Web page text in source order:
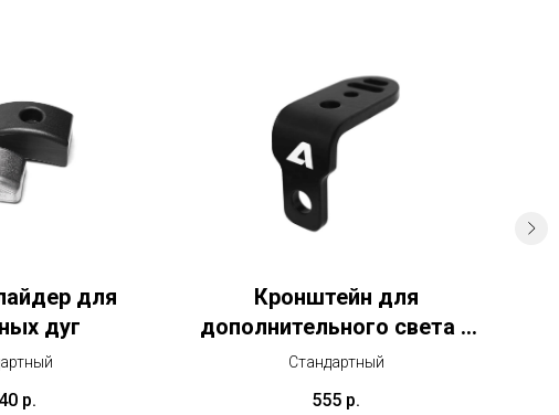
для
дуг
р.
Кронштейн для
дополнительного света и
камеры
Стандартный
555 р.